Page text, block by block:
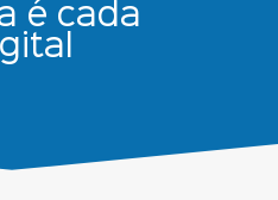
é cada